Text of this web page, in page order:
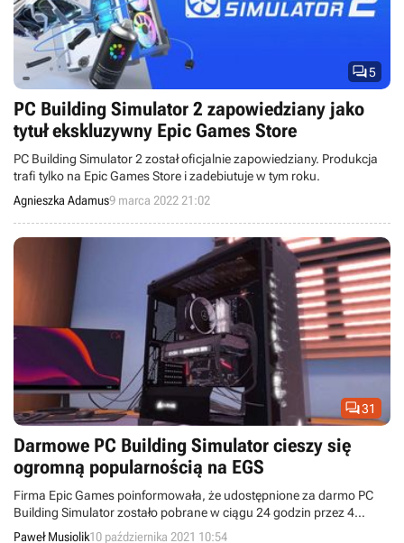
5
PC Building Simulator 2 zapowiedziany jako
tytuł ekskluzywny Epic Games Store
PC Building Simulator 2 został oficjalnie zapowiedziany. Produkcja
trafi tylko na Epic Games Store i zadebiutuje w tym roku.
Agnieszka Adamus9 marca 2022 21:02
31
Darmowe PC Building Simulator cieszy się
ogromną popularnością na EGS
Firma Epic Games poinformowała, że udostępnione za darmo PC
Building Simulator zostało pobrane w ciągu 24 godzin przez 4
miliony graczy.
Paweł Musiolik10 października 2021 10:54